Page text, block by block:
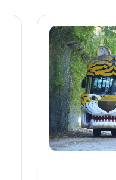
産・富岡製
も紹介され
たりのスポ
きました。 この夏は、ぜひ群馬サフ
ァリパーク
なひととき
客様のお越
りお待ち申し
事はこちら